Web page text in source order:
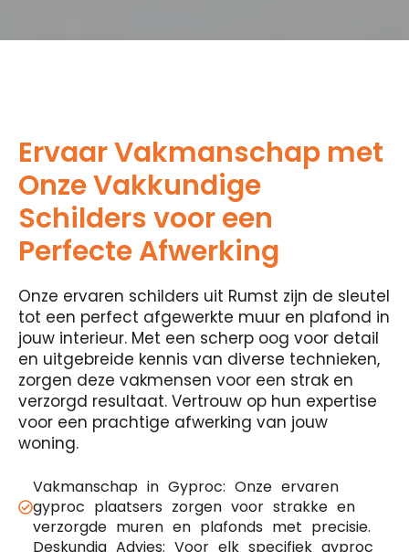
Ervaar Vakmanschap met
Onze Vakkundige
Schilders voor een
Perfecte Afwerking
Onze ervaren schilders uit Rumst zijn de sleutel
tot een perfect afgewerkte muur en plafond in
jouw interieur. Met een scherp oog voor detail
en uitgebreide kennis van diverse technieken,
zorgen deze vakmensen voor een strak en
verzorgd resultaat. Vertrouw op hun expertise
voor een prachtige afwerking van jouw
woning.
Vakmanschap in Gyproc: Onze ervaren
gyproc plaatsers zorgen voor strakke en
verzorgde muren en plafonds met precisie.
Deskundig Advies: Voor elk specifiek gyproc